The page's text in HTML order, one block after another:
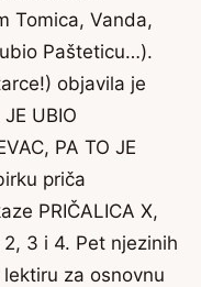
Tomica, Vanda,
Pašteticu…).
objavila je
UBIO
PA TO JE
priča
PRIČALICA X,
3 i 4. Pet njezinih
za osnovnu